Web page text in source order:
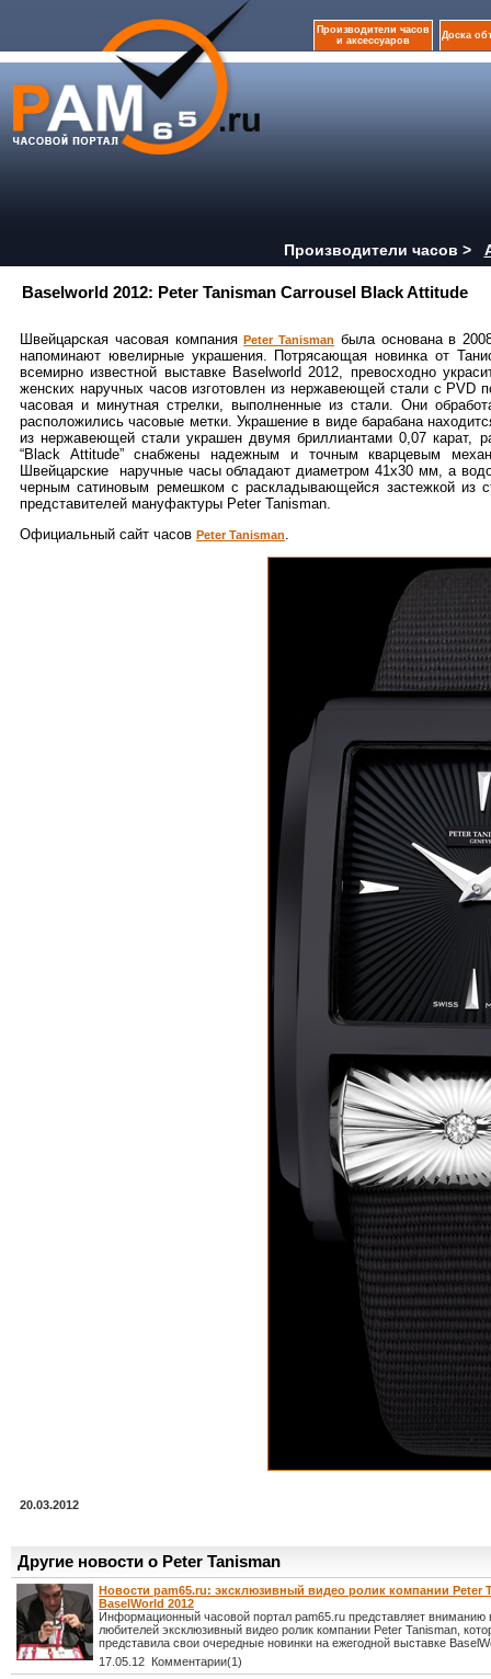
Производители часов
и аксессуаров
Доска
Производители часов >
Baselworld 2012: Peter Tanisman Carrousel Black Attitude
Швейцарская часовая компанияPeter Tanisman была основана в
напоминают ювелирные украшения. Потрясающая новинка от
всемирно известной выставке Baselworld 2012, превосходно
женских наручных часов изготовлен из нержавеющей стали с
часовая и минутная стрелки, выполненные из стали. Они
расположились часовые метки. Украшение в виде барабана
из нержавеющей стали украшен двумя бриллиантами 0,07 карат,
“Black Attitude” снабжены надежным и точным кварцевым
Швейцарские наручные часы обладают диаметром 41х30 мм, а
черным сатиновым ремешком с раскладывающейся застежкой из
представителей мануфактуры Peter Tanisman.
Официальный сайт часов Peter Tanisman.
20.03.2012
Другие новости о Peter Tanisman
Новости pam65.ru: эксклюзивный видео ролик компании Peter
BaselWorld 2012
Информационный часовой портал pam65.ru представляет вниманию
любителей эксклюзивный видео ролик компании Peter Tanisman,
представила свои очередные новинки на ежегодной выставке
17.05.12 Комментарии(1)